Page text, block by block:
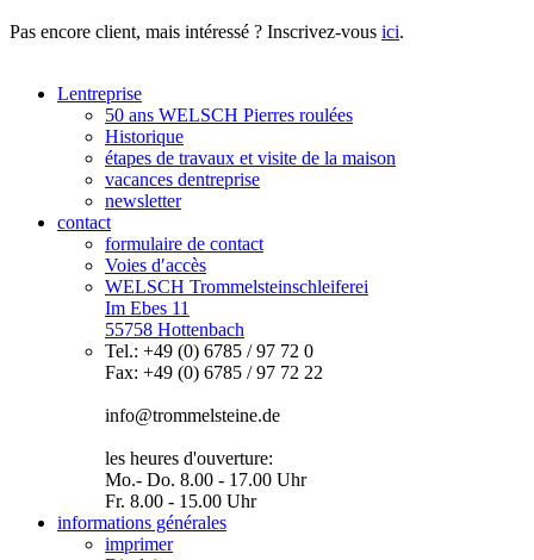
Pas encore client, mais intéressé ? Inscrivez-vous ici.
Lentreprise
50 ans WELSCH Pierres roulées
Historique
étapes de travaux et visite de la maison
vacances dentreprise
newsletter
contact
formulaire de contact
Voies d′accès
WELSCH Trommelsteinschleiferei
Im Ebes 11
55758 Hottenbach
Tel.: +49 (0) 6785 / 97 72 0
Fax: +49 (0) 6785 / 97 72 22
info@trommelsteine.de
les heures d'ouverture:
Mo.- Do. 8.00 - 17.00 Uhr
Fr. 8.00 - 15.00 Uhr
informations générales
imprimer